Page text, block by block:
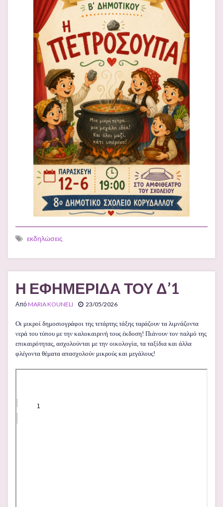
εκδηλώσεις
Η ΕΦΗΜΕΡΙΔΑ ΤΟΥ Δ’1
ΑπόMARIA KOUNELI 23/05/2026
Οι μικροί δημοσιογράφοι της τετάρτης τάξης ταράζουν τα λιμνάζοντα
νερά του τύπου με την καλοκαιρινή τους έκδοση! Πιάνουν τον παλμό της
επικαιρότητας, ασχολούνται με την οικολογία, τα ταξίδια και άλλα
φλέγοντα θέματα απασχολούν μικρούς και μεγάλους!